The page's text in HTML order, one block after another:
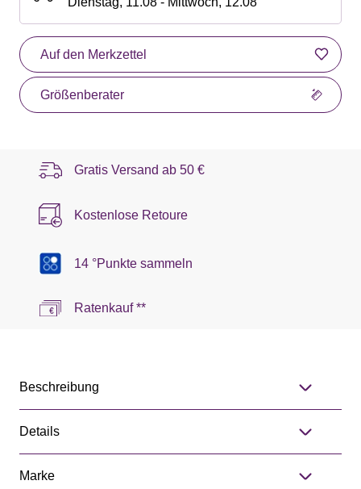
Auf den Merkzettel
Größenberater
Gratis Versand ab 50 €
Kostenlose Retoure
14 °Punkte sammeln
Ratenkauf **
Beschreibung
Details
Marke